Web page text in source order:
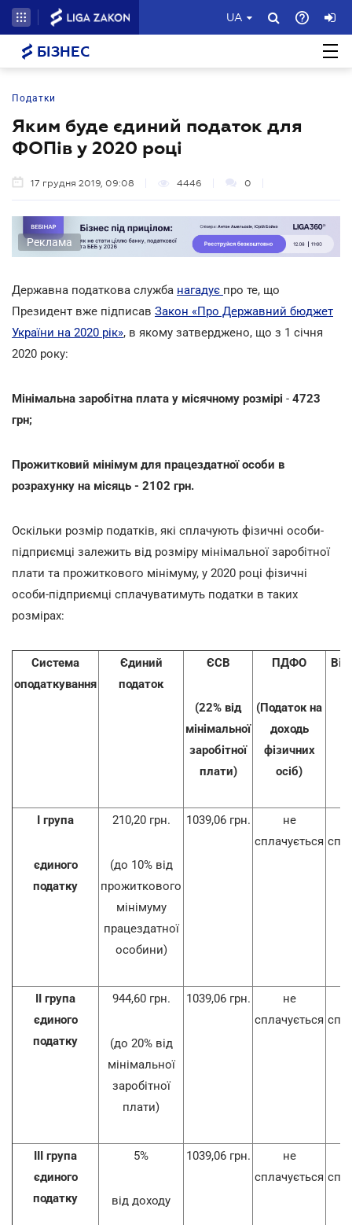
UA
БІЗНЕС
Податки
Яким буде єдиний податок для
ФОПів у 2020 році
17 грудня 2019, 09:08 4446 0
Реклама
Державна податкова служба нагадує про те, що
Президент вже підписав Закон «Про Державний бюджет
України на 2020 рік», в якому затверджено, що з 1 січня
2020 року:
Мінімальна заробітна плата у місячному розмірі - 4723
грн;
Прожитковий мінімум для працездатної особи в
розрахунку на місяць - 2102 грн.
Оскільки розмір податків, які сплачують фізичні особи-
підприємці залежить від розміру мінімальної заробітної
плати та прожиткового мінімуму, у 2020 році фізичні
особи-підприємці сплачуватимуть податки в таких
розмірах:
Система
оподаткування
Єдиний
податок
ЄСВ
(22% від
мінімальної
заробітної
плати)
ПДФО
(Податок на
доходь
фізичних
осіб)
І група
єдиного
податку
210,20 грн.
(до 10% від
прожиткового
мінімуму
працездатної
особини)
1039,06 грн.
не
сплачується
ІІ група
єдиного
податку
944,60 грн.
(до 20% від
мінімальної
заробітної
плати)
1039,06 грн.
не
сплачується
ІІІ група
єдиного
податку
5%
від доходу
1039,06 грн.
не
сплачується